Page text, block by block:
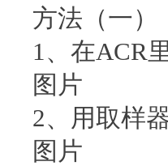
方法（一）
1、在ACR
图片
2、用取样
图片